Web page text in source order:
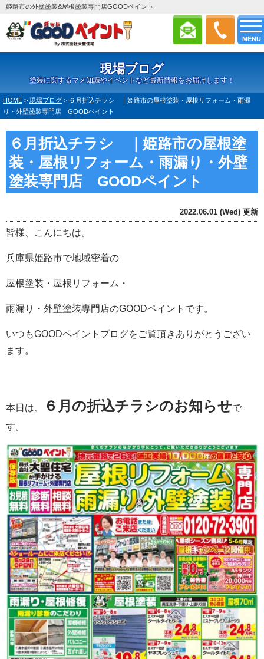
MENU
姫路市の外壁塗装&屋根塗装専門店GOODペイント
現場ブログ
塗装に関するマメ知識やイベントなど最新情報をお届けします！
HOME > 現場ブログ > ６月折込チラシ ｜姫路市の屋根塗装・屋根リフォーム・雨漏
り・外壁塗装専門店 GOODペイント
６月折込チラシ ｜姫路市の屋根塗
装・屋根リフォーム・雨漏り・外壁
塗装専門店 GOODペイント
2022.06.01 (Wed) 更新
皆様、こんにちは。
兵庫県姫路市で地域密着の
屋根塗装・屋根リフォーム・
雨漏り・外壁塗装専門店のGOODペイントです。
いつもGOODペイントブログをご覧頂きありがとうござい
ます。
本日は、 ６ 月の折込チラシのお知らせで
す。